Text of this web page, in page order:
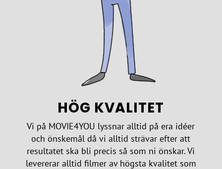
HÖG KVALITET
Vi på MOVIE4YOU lyssnar alltid på era idéer
och önskemål då vi alltid strävar efter att
resultatet ska bli precis så som ni önskar. Vi
levererar alltid filmer av högsta kvalitet som